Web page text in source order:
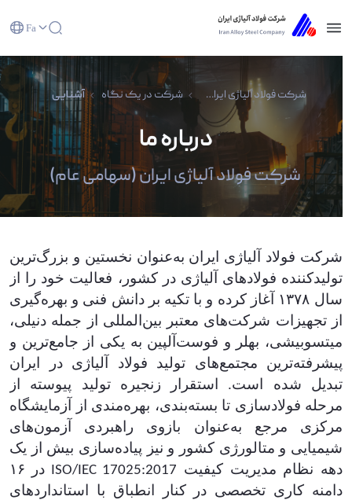
Fa
آشنایی - شرکت فولاد آلیاژی ایران(سهامی عام)
شرکت فولاد آلیاژی ایران(سهامی عام) شرکت در یک نگاه آشنایی
درباره ما
شرکت فولاد آلیاژی ایران (سهامی عام)
شرکت فولاد آلیاژی ایران به‌عنوان نخستین و بزرگ‌ترین
تولیدکننده فولادهای آلیاژی در کشور، فعالیت خود را از
سال ۱۳۷۸ آغاز کرده و با تکیه بر دانش فنی و بهره‌گیری
از تجهیزات شرکت‌های معتبر بین‌المللی از جمله دنیلی،
میتسوبیشی، بهلر و فوست‌آلپین به یکی از جامع‌ترین و
پیشرفته‌ترین مجتمع‌های تولید فولاد آلیاژی در ایران
تبدیل شده است. استقرار زنجیره تولید پیوسته از
مرحله فولادسازی تا بسته‌بندی، بهره‌مندی از آزمایشگاه
مرکزی مرجع به‌عنوان بازوی راهبردی آزمون‌های
شیمیایی و متالورژی کشور و نیز پیاده‌سازی بیش از یک
دهه نظام مدیریت کیفیت ISO/IEC 17025:2017
در ۱۶
دامنه کاری تخصصی در کنار انطباق با استانداردهای